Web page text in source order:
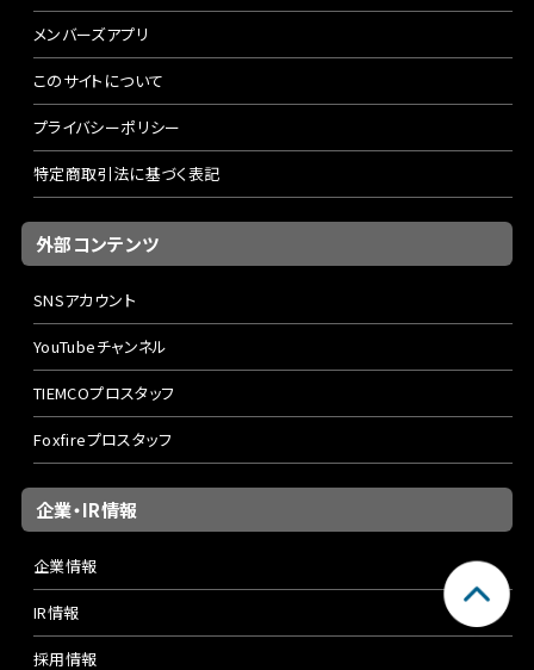
メンバーズアプリ
このサイトについて
プライバシーポリシー
特定商取引法に基づく表記
外部コンテンツ
SNSアカウント
YouTubeチャンネル
TIEMCOプロスタッフ
Foxfireプロスタッフ
企業・IR情報
企業情報
IR情報
採用情報